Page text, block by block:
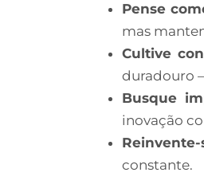
Pense
mas
Cultive
duradouro
Busque
inovação
Reinvente-
constante.